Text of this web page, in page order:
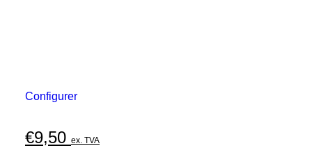
Configurer
€9,50 ex. TVA